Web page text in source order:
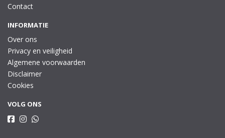
Contact
INFORMATIE
Over ons
Privacy en veiligheid
Algemene voorwaarden
Disclaimer
Cookies
VOLG ONS